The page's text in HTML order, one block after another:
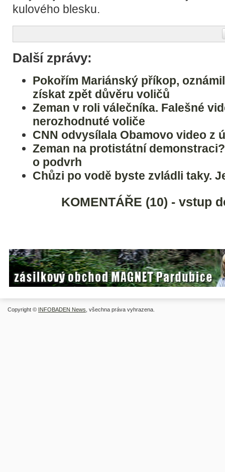
kulového blesku.
Další zprávy:
Pokořím Mariánský příkop,
získat zpět důvěru voličů
Zeman v roli válečníka. Falešné
nerozhodnuté voliče
CNN odvysílala Obamovo video z
Zeman na protistátní
o podvrh
Chůzi po vodě byste zvládli taky.
KOMENTÁŘE (10) - vstup
Copyright © INFOBADEN News , všechna práva vyhrazena.